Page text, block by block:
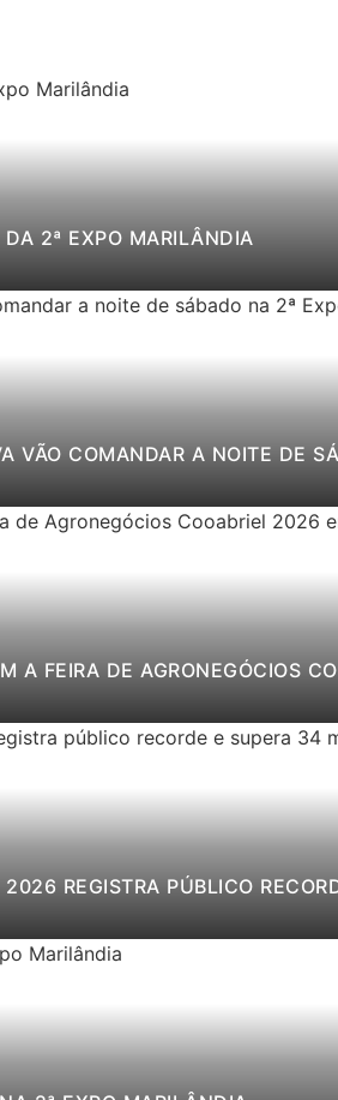
DA 2ª EXPO MARILÂNDIA
VÃO COMANDAR A NOITE DE
A FEIRA DE AGRONEGÓCIOS
REGISTRA PÚBLICO